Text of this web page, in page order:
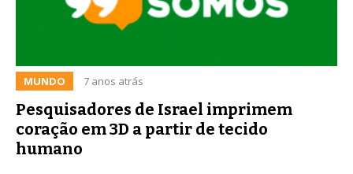
MUNDO 7 anos atrás
Pesquisadores de Israel imprimem
coração em 3D a partir de tecido
humano